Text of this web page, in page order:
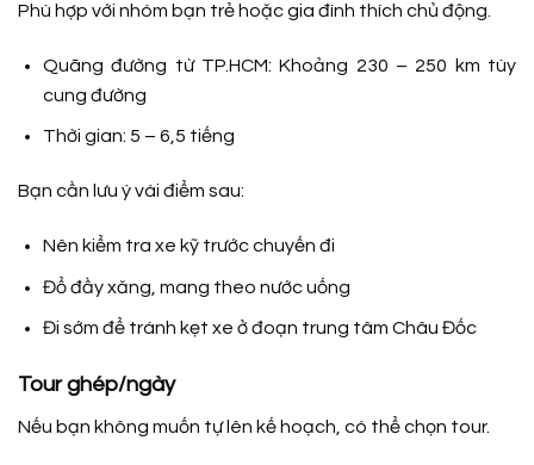
Phù hợp với nhóm bạn trẻ hoặc gia đình thích chủ động.
Quãng đường từ TP.HCM: Khoảng 230 – 250 km tùy
cung đường
Thời gian: 5 – 6,5 tiếng
Bạn cần lưu ý vài điểm sau:
Nên kiểm tra xe kỹ trước chuyến đi
Đổ đầy xăng, mang theo nước uống
Đi sớm để tránh kẹt xe ở đoạn trung tâm Châu Đốc
Tour ghép/ngày
Nếu bạn không muốn tự lên kế hoạch, có thể chọn tour.